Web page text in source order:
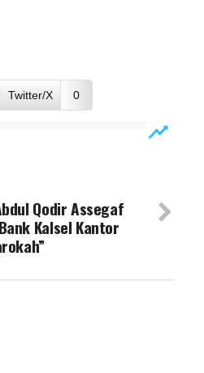
Twitter/X 0
Qodir Assegaf
Kalsel Kantor